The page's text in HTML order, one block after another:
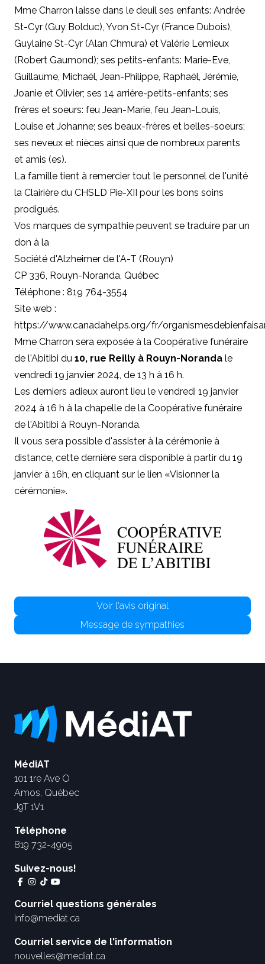
Mme Charron laisse dans le deuil ses enfants: Andrée
St-Cyr (Guy Bolduc), Yvon St-Cyr (France Dubois),
Guylaine St-Cyr (Alan Chmura) et Valérie Lemieux
(Robert Gaumond); ses petits-enfants: Marie-Eve,
Guillaume, Michaël, Jean-Philippe, Raphaël, Jérémie,
Joanie et Olivier; ses 14 arrière-petits-enfants; ses
frères et soeurs: feu Jean-Marie, feu Jean-Louis,
Louise et Johanne; ses beaux-frères et belles-soeurs;
ses neveux et nièces ainsi que de nombreux parents
et amis (es).
La famille tient à remercier tout le personnel de l'unité
la Clairière du CHSLD Pie-XII pour les bons soins
prodigués.
Vos marques de sympathie peuvent se traduire par un
don à la
Société d'Alzheimer de l'A-T (Rouyn)
CP 336, Rouyn-Noranda, Québec
Téléphone : 819 764-3554
Site web :
https://www.canadahelps.org/fr/
Mme Charron sera exposée à la Coopérative funéraire
de l'Abitibi du 10, rue Reilly à Rouyn-Noranda le
vendredi 19 janvier 2024, de 13 h à 16 h.
Les derniers adieux auront lieu le vendredi 19 janvier
2024 à 16 h à la chapelle de la Coopérative funéraire
de l'Abitibi à Rouyn-Noranda.
Il vous sera possible d'assister à la cérémonie à
distance, cette dernière sera disponible à partir du 19
janvier à 16h, en cliquant sur le lien «Visionner la
cérémonie».
Voir l'avis original
Message de sympathies
MédiAT
101 1re Ave O
Amos, Québec
J9T 1V1
Téléphone
819 732-4905
Suivez-nous!
Courriel questions générales
info@mediat.ca
Courriel service de l'information
nouvelles@mediat.ca